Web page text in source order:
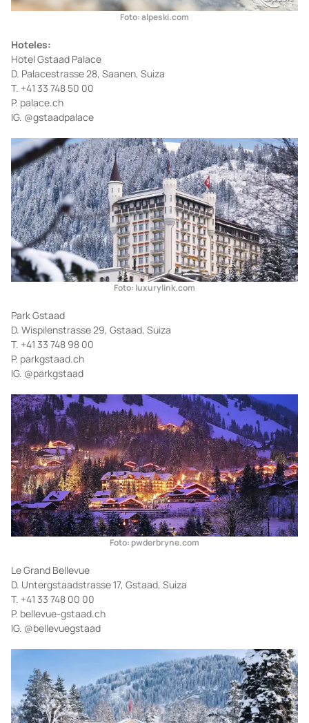
Foto: alpeski.com
Hoteles:
Hotel Gstaad Palace
D. Palacestrasse 28, Saanen, Suiza
T. +41 33 748 50 00
P. palace.ch
IG. @gstaadpalace
Foto: luxurylink.com
Park Gstaad
D. Wispilenstrasse 29, Gstaad, Suiza
T. +41 33 748 98 00
P. parkgstaad.ch
IG. @parkgstaad
Foto: pwderbryne.com
Le Grand Bellevue
D. Untergstaadstrasse 17, Gstaad, Suiza
T. +41 33 748 00 00
P. bellevue-gstaad.ch
IG. @bellevuegstaad